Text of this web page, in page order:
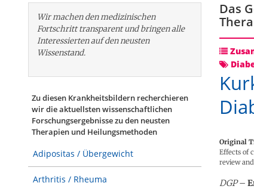
Wir machen den medizinischen
Fortschritt transparent und bringen alle
Interessierten auf den neusten
Wissenstand.
Zu diesen Krankheitsbildern recherchieren
wir die aktuellsten wissenschaftlichen
Forschungs­ergebnisse zu den neusten
Therapien und Heilungsmethoden
Adipositas / Übergewicht
Arthritis / Rheuma
Das
Original
Effects of
review
DGP–